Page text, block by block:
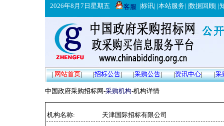
2026年8月7日星期五 客服 |标讯| |本站服务| |数据回顾| |
|网站首页| |招标公告| |采购公告| |资讯中心| |采
中国政府采购招标网-采购机构-机构详情
机构名称:
天津国际招标有限公司